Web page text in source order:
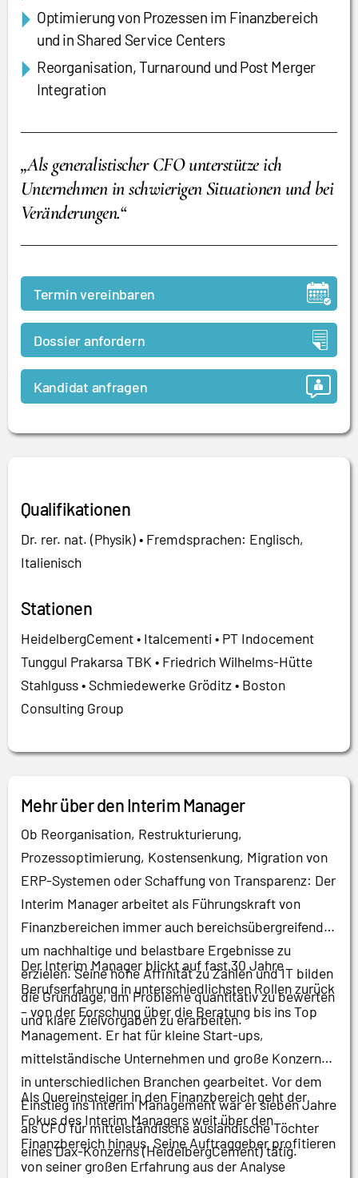
Optimierung von Prozessen im Finanzbereich
und in Shared Service Centers
Reorganisation, Turnaround und Post Merger
Integration
„Als generalistischer CFO unterstütze ich
Unternehmen in schwierigen Situationen und bei
Veränderungen.“
Termin vereinbaren
Dossier anfordern
Kandidat anfragen
Qualifikationen
Dr. rer. nat. (Physik) • Fremdsprachen: Englisch,
Italienisch
Stationen
HeidelbergCement • Italcementi • PT Indocement
Tunggul Prakarsa TBK • Friedrich Wilhelms-Hütte
Stahlguss • Schmiedewerke Gröditz • Boston
Consulting Group
Mehr über den Interim Manager
Ob Reorganisation, Restrukturierung,
Prozessoptimierung, Kostensenkung, Migration von
ERP-Systemen oder Schaffung von Transparenz: Der
Interim Manager arbeitet als Führungskraft von
Finanzbereichen immer auch bereichsübergreifend,
um nachhaltige und belastbare Ergebnisse zu
erzielen. Seine hohe Affinität zu Zahlen und IT bilden
die Grundlage, um Probleme quantitativ zu bewerten
und klare Zielvorgaben zu erarbeiten.
Der Interim Manager blickt auf fast 30 Jahre
Berufserfahrung in unterschiedlichsten Rollen zurück
– von der Forschung über die Beratung bis ins Top
Management. Er hat für kleine Start-ups,
mittelständische Unternehmen und große Konzerne
in unterschiedlichen Branchen gearbeitet. Vor dem
Einstieg ins Interim Management war er sieben Jahre
als CFO für mittelständische ausländische Töchter
eines Dax-Konzerns (HeidelbergCement) tätig.
Als Quereinsteiger in den Finanzbereich geht der
Fokus des Interim Managers weit über den
Finanzbereich hinaus. Seine Auftraggeber profitieren
von seiner großen Erfahrung aus der Analyse